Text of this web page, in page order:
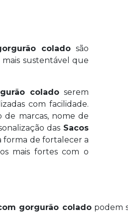
colado são
sustentável que
colado serem
com facilidade.
de marcas, nome de
das Sacos
forma de fortalecer a
mais fortes com o
gorgurão coladopodem